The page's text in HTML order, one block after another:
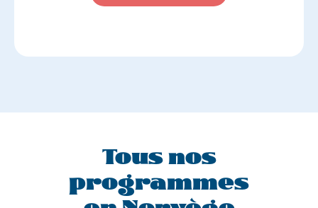
Tous nos
programmes